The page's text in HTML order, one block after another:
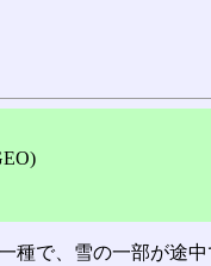
種で、雪の一部が途中